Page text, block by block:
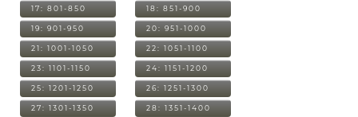
17: 801-850 18: 851-900
19: 901-950 20: 951-1000
21: 1001-1050 22: 1051-1100
23: 1101-1150 24: 1151-1200
25: 1201-1250 26: 1251-1300
27: 1301-1350 28: 1351-1400